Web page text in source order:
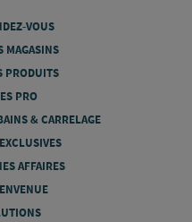
VOUS
MAGASINS
PRODUITS
PRO
& CARRELAGE
AFFAIRES